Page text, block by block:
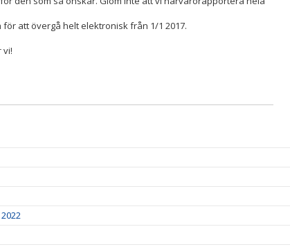
att övergå helt elektronisk från 1/1 2017.
vi!